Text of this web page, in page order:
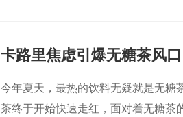
卡路里焦虑引爆无糖茶风
今年夏天，最热的饮料无疑就是无糖
茶终于开始快速走红，面对着无糖茶